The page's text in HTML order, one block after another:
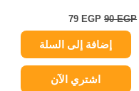
90EGP
79 EGP
إضافة إلى السلة
اشتري الآن